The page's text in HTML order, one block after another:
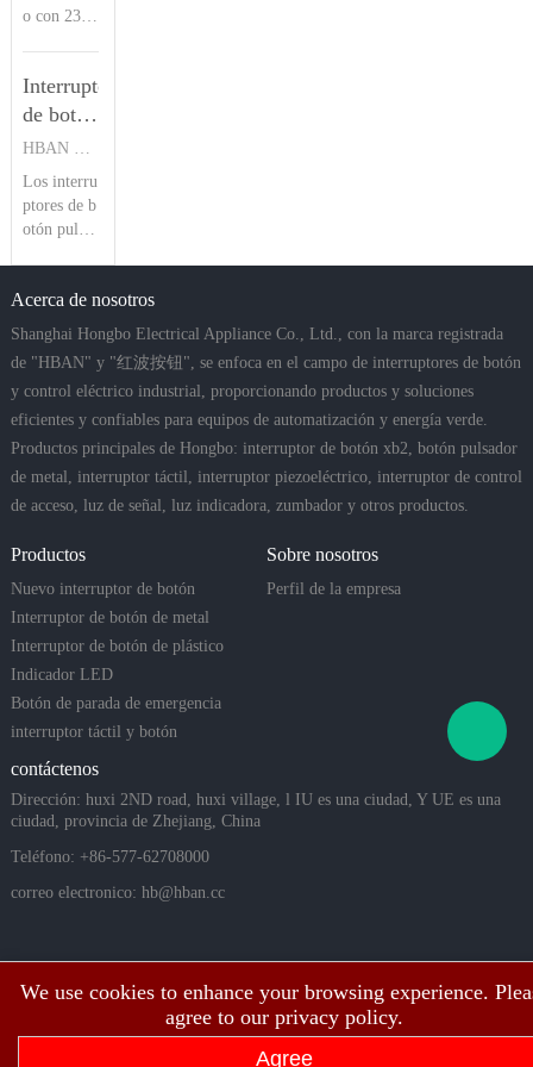
We use cookies to enhance your browsing experience.
agree to our privacy policy.
Agree
aplicacione
fuera de ca
rrete
azar los bo
muelle. Co
n una impe
d IP68 y u
na resisten
cia a desca
rgas eléctri
vida útil fi
a
del
pulsador
HBAN
o con 23 a
conmutado
res piezoel
serie HBP
S de HBA
N destaca
por su imp
8, resistenc
ia a impact
os IK09 y
construcci
ón en acer
o inoxidab
le. Ofrecie
ndo tipos d
nillares có
Interruptor
de botón
pulsador
de la
serie
HBS1-D
producto
|
Pulsador
HBAN
Los interru
ptores de b
otón pulsa
-D cuentan
con múltip
les opcione
s de monta
je, clasific
ación de i
mpermeabi
lidad IP67
y hasta 5
millones d
cánicos, lo
que los hac
e ideales p
s doméstic
os intelige
ntes, equip
os industri
Acerca de nosotros
Shanghai Hongbo Electrical Appliance Co., Ltd., con la marca registrada
de "HBAN" y "红波按钮", se enfoca en el campo de interruptores de botón
y control eléctrico industrial, proporcionando productos y soluciones
eficientes y confiables para equipos de automatización y energía verde.
Productos principales de Hongbo: interruptor de botón xb2, botón pulsador
de metal, interruptor táctil, interruptor piezoeléctrico, interruptor de control
de acceso, luz de señal, luz indicadora, zumbador y otros productos.
Productos
Nuevo interruptor de botón
Interruptor de botón de metal
Interruptor de botón de plástico
Indicador LED
Botón de parada de emergencia
interruptor táctil y botón
piezoeléctrico
Sobre nosotros
Perfil de la empresa
contáctenos
Dirección: huxi 2ND road, huxi village, l IU es una ciudad, Y UE es una
ciudad, provincia de Zhejiang, China
Teléfono: +86-577-62708000
correo electronico: hb@hban.cc